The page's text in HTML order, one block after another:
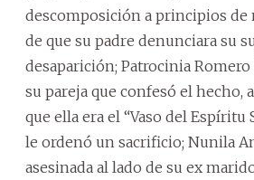
descomposición a principios de
de que su padre denunciara su
desaparición; Patrocinia Romero
su pareja que confesó el hecho,
que ella era el “Vaso del Espíritu
le ordenó un sacrificio; Nunila
asesinada al lado de su ex